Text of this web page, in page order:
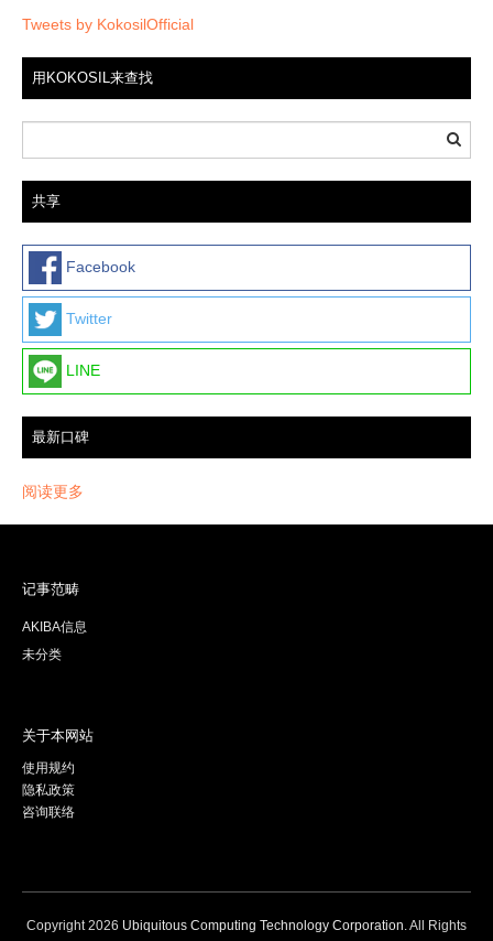
Tweets by KokosilOfficial
用KOKOSIL来查找
共享
Facebook
Twitter
LINE
最新口碑
阅读更多
记事范畴
AKIBA信息
未分类
关于本网站
使用规约
隐私政策
咨询联络
Copyright2026 Ubiquitous Computing Technology Corporation. All Rights